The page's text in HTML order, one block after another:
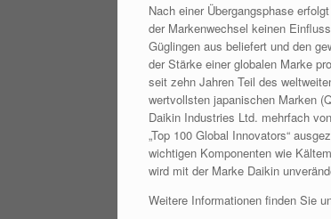
Nach einer Übergangsphase
der Markenwechsel keinen
Güglingen aus beliefert und den
der Stärke einer globalen Marke
seit zehn Jahren Teil des
wertvollsten japanischen Marken
Daikin Industries Ltd. mehrfach
„Top 100 Global Innovators“
wichtigen Komponenten wie
wird mit der Marke Daikin
Weitere Informationen finden Sie